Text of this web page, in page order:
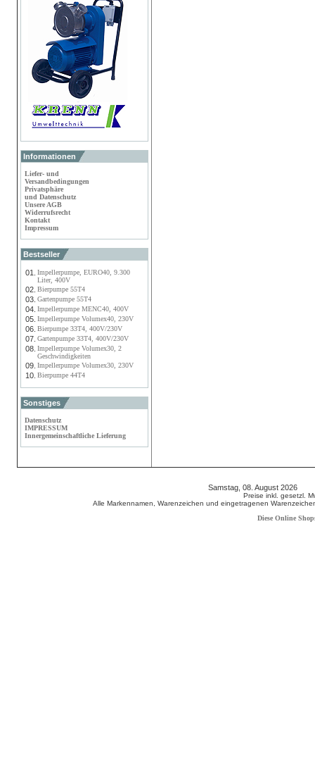
Informationen
Liefer- und
Versandbedingungen
Privatsphäre
und Datenschutz
Unsere AGB
Widerrufsrecht
Kontakt
Impressum
Bestseller
01.
Impellerpumpe, EURO40, 9.300
Liter, 400V
02. Bierpumpe 55T4
03. Gartenpumpe 55T4
04. Impellerpumpe MENC40, 400V
05. Impellerpumpe Volumex40, 230V
06. Bierpumpe 33T4, 400V/230V
07. Gartenpumpe 33T4, 400V/230V
08. Impellerpumpe Volumex30, 2
Geschwindigkeiten
09. Impellerpumpe Volumex30, 230V
10. Bierpumpe 44T4
Sonstiges
Datenschutz
IMPRESSUM
Innergemeinschaftliche Lieferung
Samstag, 08. August 2026
Preise inkl. gesetzl.
Alle Markennamen, Warenzeichen und eingetragenen
Diese Online